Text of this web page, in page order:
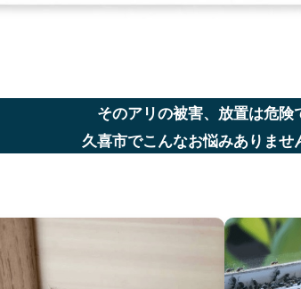
そのアリの被害、放置は危険
久喜市でこんなお悩みありませ